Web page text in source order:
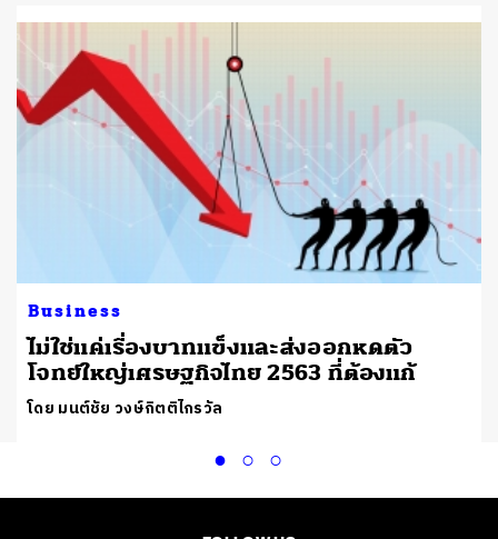
Business
ไม่ใช่แค่เรื่องบาทแข็งและส่งออกหดตัว
โจทย์ใหญ่เศรษฐกิจไทย 2563 ที่ต้องแก้
โดย มนต์ชัย วงษ์กิตติไกรวัล